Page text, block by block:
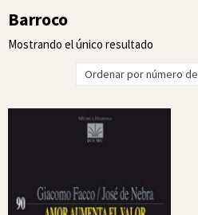
Barroco
Mostrando el único resultado